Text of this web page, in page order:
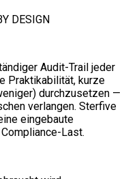
DESIGN
Audit-Trail jeder
Praktikabilität, kurze
durchzusetzen —
verlangen. Sterfive
eingebaute
Last.